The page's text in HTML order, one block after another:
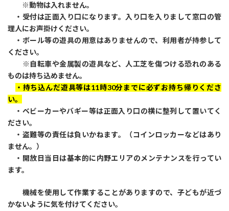
※動物は入れません。
・受付は正面入り口になります。入り口を入りまして窓口の管
理人にお声掛けください。
・ボール等の遊具の用意はありませんので、利用者が持参して
ください。
※自転車や金属製の遊具など、人工芝を傷つける恐れのある
ものは持ち込めません。
・持ち込んだ遊具等は11時30分までに必ずお持ち帰りくださ
い。
・ベビーカーやバギー等は正面入り口の横に整列して置いてく
ださい。
・盗難等の責任は負いかねます。（コインロッカーなどはあり
ません。）
・開放日当日は基本的に内野エリアのメンテナンスを行ってい
ます。
機械を使用して作業することがありますので、子どもが近づ
かないように気を付けてください。